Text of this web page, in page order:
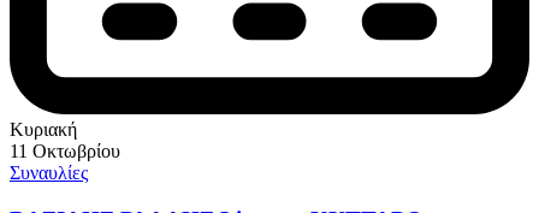
Κυριακή
11 Οκτωβρίου
Συναυλίες